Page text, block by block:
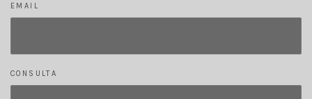
EMAIL
CONSULTA